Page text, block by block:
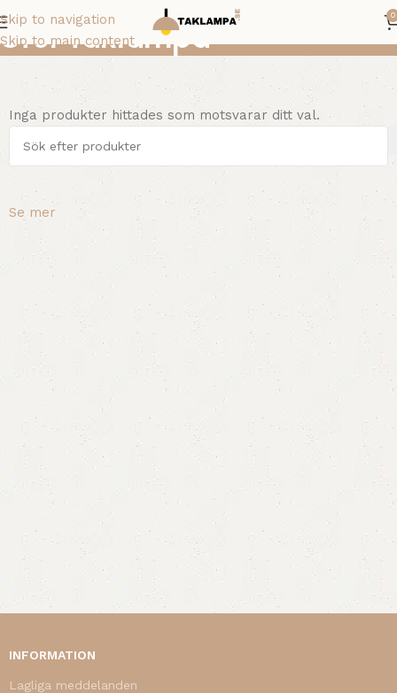
Skip to navigation
Skip to main content
0
Stor taklampa
Inga produkter hittades som motsvarar ditt val.
Se mer
INFORMATION
Lagliga meddelanden